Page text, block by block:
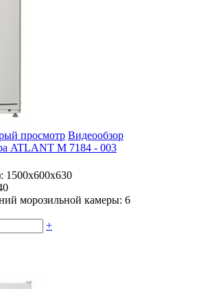
просмотр Видеообзор
ATLANT М 7184 - 003
1500x600x630
морозильной камеры: 6
+